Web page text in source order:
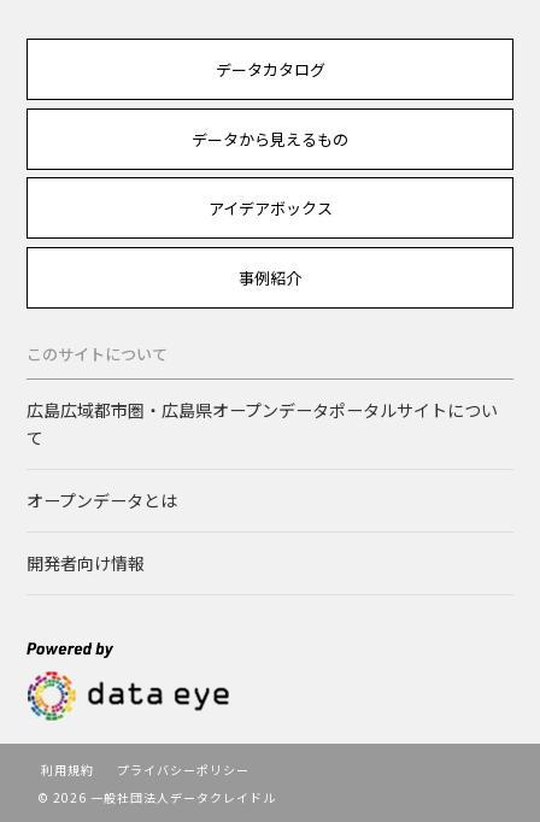
データカタログ
データから見えるもの
アイデアボックス
事例紹介
このサイトについて
広島広域都市圏・広島県オープンデータポータルサイトについ
て
オープンデータとは
開発者向け情報
利用規約
プライバシーポリシー
© 2026 一般社団法人データクレイドル